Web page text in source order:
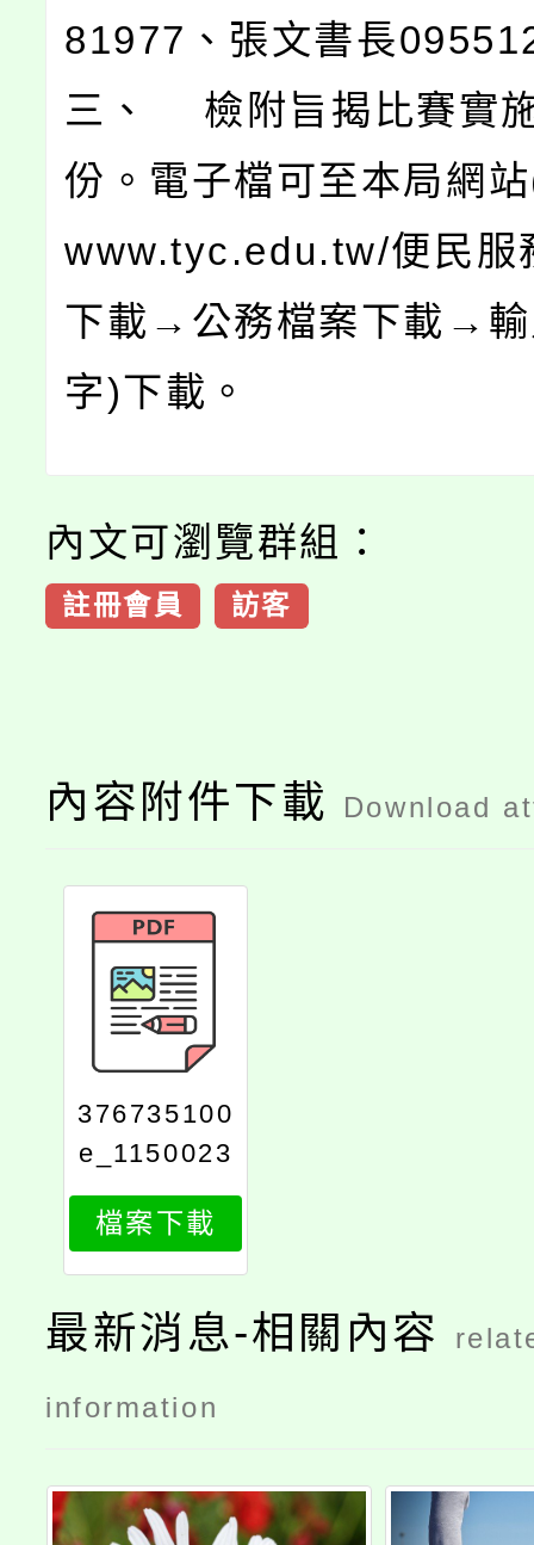
81977、張文書長
三、 檢附旨揭比賽實
份。電子檔可至本局網
www.tyc.edu.tw/便民
下載→公務檔案下載→輸
字)下載。
內文可瀏覽群組：
註冊會員 訪客
內容附件下載 Download
376735100
e_1150023
310_attach
1
檔案下載
最新消息-相關內容
information